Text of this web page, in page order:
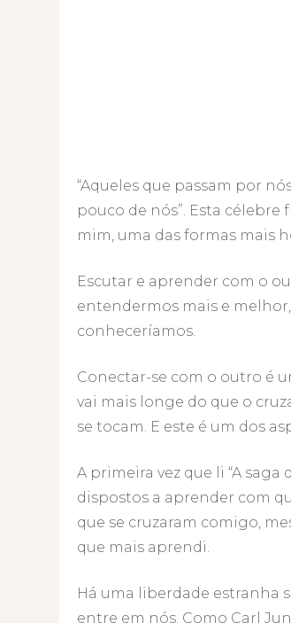
“Aqueles que passam por
pouco de nós”. Esta célebre
mim, uma das formas mais
Escutar e aprender com o
entendermos mais e
conheceríamos.
Conectar-se com o outro é
vai mais longe do que o
se tocam. E este é um dos
A primeira vez que li “A
dispostos a aprender com
que se cruzaram comigo,
que mais aprendi.
Há uma liberdade estranha
entre em nós. Como Carl